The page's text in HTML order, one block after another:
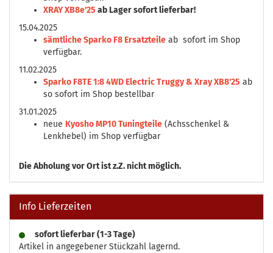
XRAY XB8e'25 ab Lager sofort lieferbar!
15.04.2025
sämtliche Sparko F8 Ersatzteile ab sofort im Shop
verfügbar.
11.02.2025
Sparko F8TE 1:8 4WD Electric Truggy & Xray XB8'25 ab
so sofort im Shop bestellbar
31.01.2025
neue Kyosho MP10 Tuningteile (Achsschenkel &
Lenkhebel) im Shop verfügbar
DieAbholung vor Ort ist z.Z. nicht möglich.
Info Lieferzeiten
sofort lieferbar (1-3 Tage)
Artikel in angegebener Stückzahl lagernd.